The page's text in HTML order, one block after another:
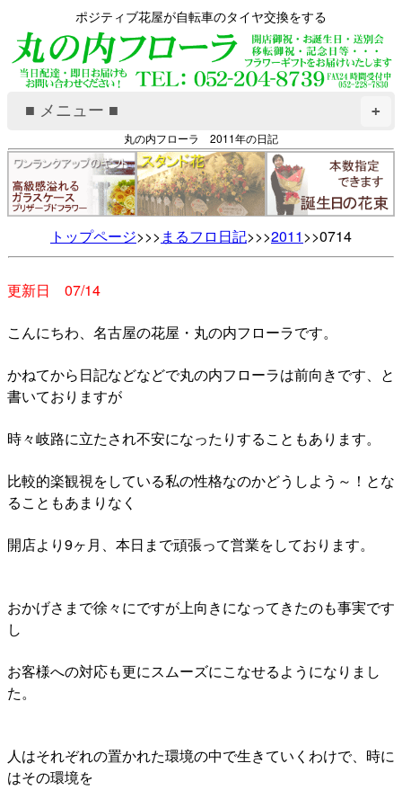
ポジティブ花屋が自転車のタイヤ交換をする
+
■ メニュー ■
丸の内フローラ 2011年の日記
トップページ>>> まるフロ日記>>>2011>>0714
更新日 07/14
こんにちわ、名古屋の花屋・丸の内フローラです。
かねてから日記などなどで丸の内フローラは前向きです、と
書いておりますが
時々岐路に立たされ不安になったりすることもあります。
比較的楽観視をしている私の性格なのかどうしよう～！とな
ることもあまりなく
開店より9ヶ月、本日まで頑張って営業をしております。
おかげさまで徐々にですが上向きになってきたのも事実です
し
お客様への対応も更にスムーズにこなせるようになりまし
た。
人はそれぞれの置かれた環境の中で生きていくわけで、時に
はその環境を